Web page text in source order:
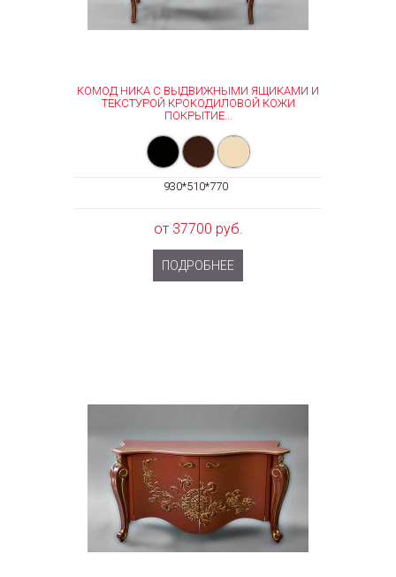
КОМОД НИКА С ВЫДВИЖНЫМИ ЯЩИКАМИ И
ТЕКСТУРОЙ КРОКОДИЛОВОЙ КОЖИ
ПОКРЫТИЕ...
930*510*770
от 37700 руб.
ПОДРОБНЕЕ